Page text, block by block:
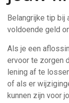
Belangrijke tip bij
voldoende geld
Als je een
ervoor te zorgen
lening af te
of als er
kunnen zijn voor